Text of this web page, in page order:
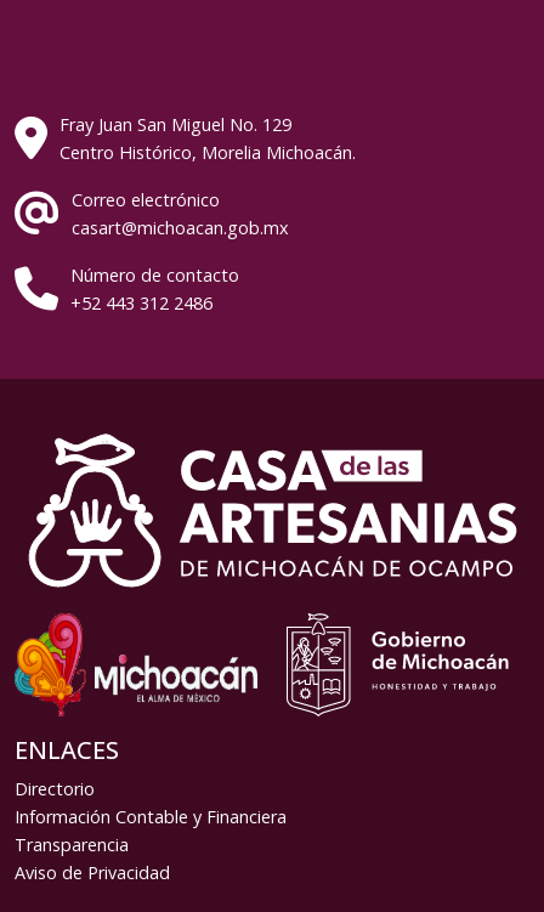
Fray Juan San Miguel No. 129
Centro Histórico, Morelia Michoacán.
Correo electrónico
casart@michoacan.gob.mx
Número de contacto
+52 443 312 2486
ENLACES
Directorio
Información Contable y Financiera
Transparencia
Aviso de Privacidad